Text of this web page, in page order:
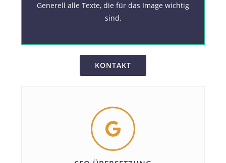
Generell alle Texte, die für das Image wichtig
sind.
KONTAKT